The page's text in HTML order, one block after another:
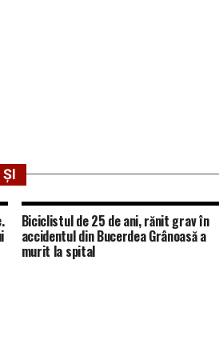
ȘI
Biciclistul de 25 de ani, rănit grav în
accidentul din Bucerdea Grânoasă a
murit la spital